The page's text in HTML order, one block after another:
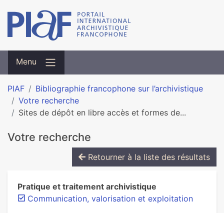
Menu
PIAF
Bibliographie francophone sur l’archivistique
Votre recherche
Sites de dépôt en libre accès et formes de...
Votre recherche
Retourner à la liste des résultats
Pratique et traitement archivistique
Communication, valorisation et exploitation